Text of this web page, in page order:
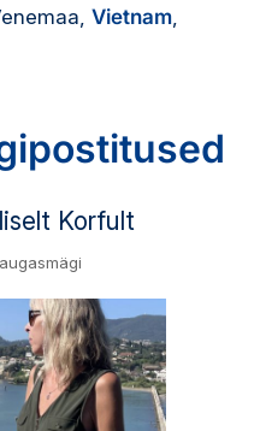
Vietnam,
Korfult